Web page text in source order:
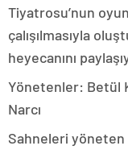
Tiyatrosu’nun
çalışılmasıyla
heyecanını
Yönetenler: Betül
Narcı
Sahneleri yöneten